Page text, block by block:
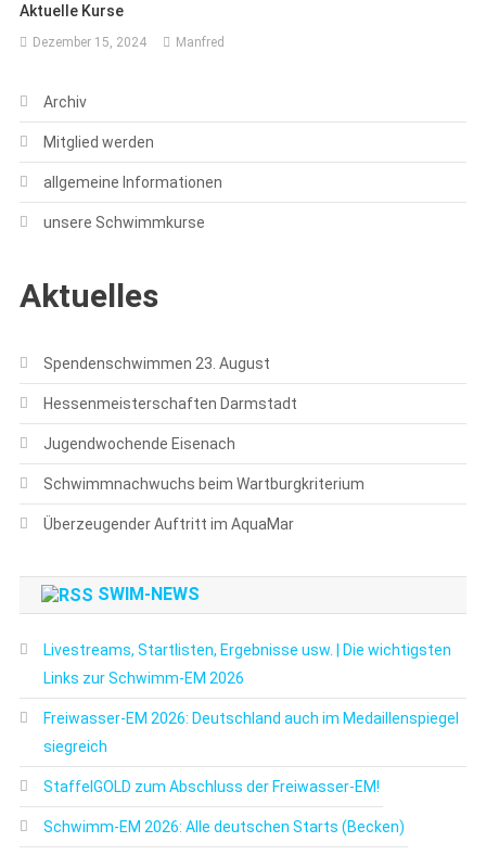
Aktuelle Kurse
Dezember 15, 2024 Manfred
Archiv
Mitglied werden
allgemeine Informationen
unsere Schwimmkurse
Aktuelles
Spendenschwimmen 23. August
Hessenmeisterschaften Darmstadt
Jugendwochende Eisenach
Schwimmnachwuchs beim Wartburgkriterium
Überzeugender Auftritt im AquaMar
SWIM-NEWS
Livestreams, Startlisten, Ergebnisse usw. | Die wichtigsten
Links zur Schwimm-EM 2026
Freiwasser-EM 2026: Deutschland auch im Medaillenspiegel
siegreich
StaffelGOLD zum Abschluss der Freiwasser-EM!
Schwimm-EM 2026: Alle deutschen Starts (Becken)